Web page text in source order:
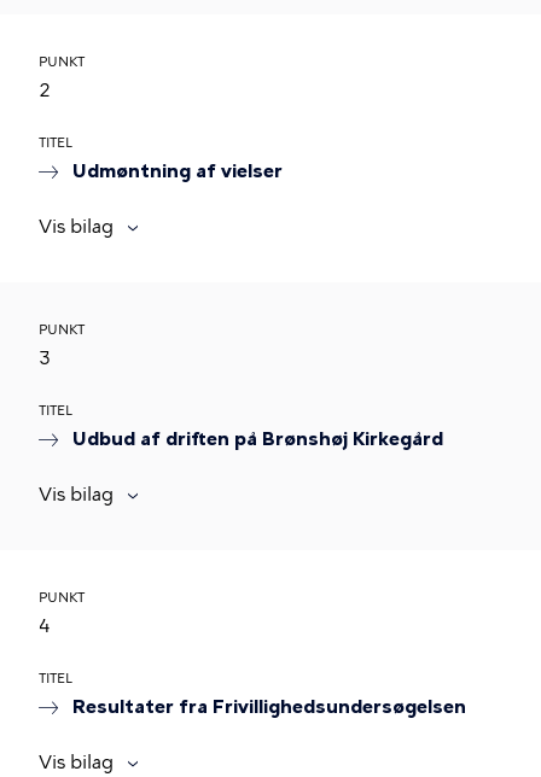
PUNKT
2
TITEL
Udmøntning af vielser
Vis bilag
PUNKT
3
TITEL
Udbud af driften på Brønshøj Kirkegård
Vis bilag
PUNKT
4
TITEL
Resultater fra Frivillighedsundersøgelsen
Vis bilag